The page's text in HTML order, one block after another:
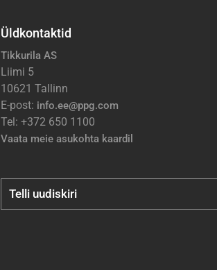
Üldkontaktid
Tikkurila AS
Liimi 5
10621 Tallinn
E-post: info.ee@ppg.com
Tel: +372 650 1100
Vaata meie asukohta kaardil
Telli uudiskiri